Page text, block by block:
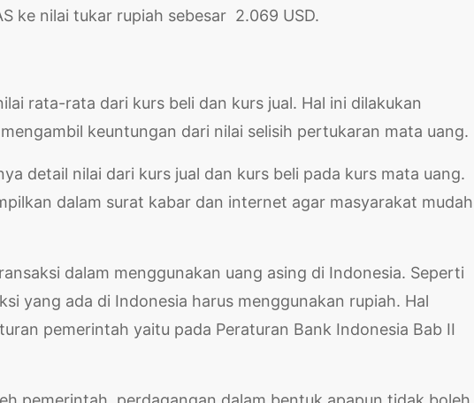
ke nilai tukar rupiah sebesar 2.069 USD.
rata-rata dari kurs beli dan kurs jual. Hal ini dilakukan
keuntungan dari nilai selisih pertukaran mata uang.
detail nilai dari kurs jual dan kurs beli pada kurs mata uang.
dalam surat kabar dan internet agar masyarakat mudah
dalam menggunakan uang asing di Indonesia. Seperti
yang ada di Indonesia harus menggunakan rupiah. Hal
pemerintah yaitu pada Peraturan Bank Indonesia Bab II